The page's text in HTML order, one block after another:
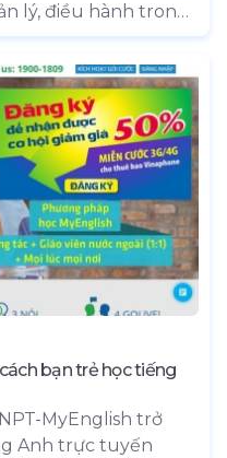
lý, điều hành trong
trường và xã hội,
quản lý, chất
bạn trẻ học tiếng
MyEnglish trở
Anh trực tuyến